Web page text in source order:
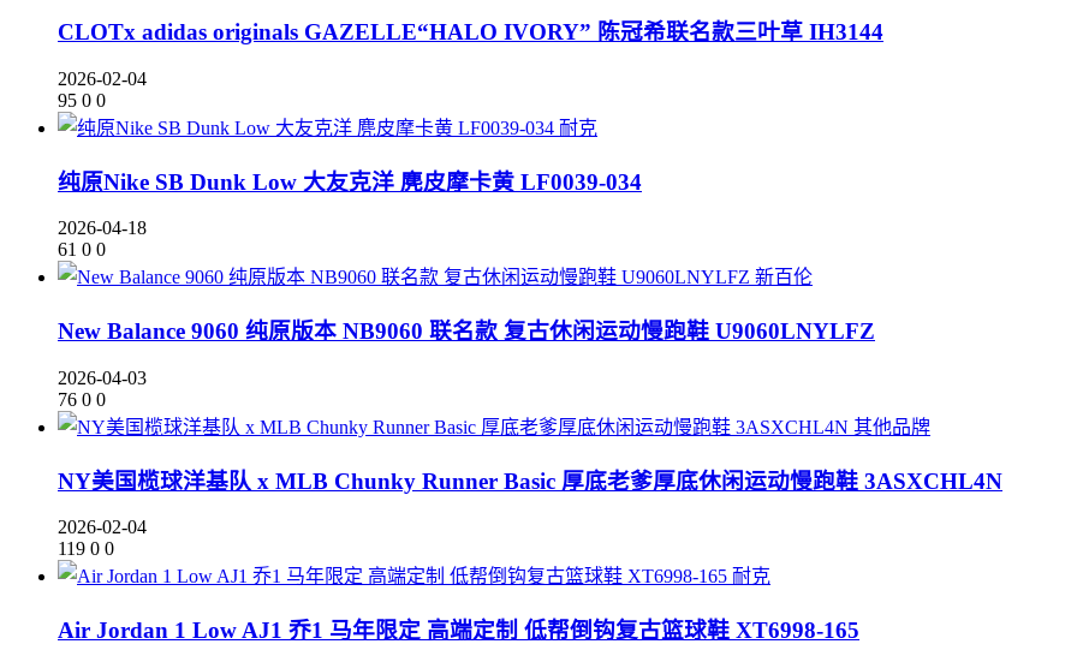
CLOTx adidas originals GAZELLE“HALO IVORY” 陈冠希联名款三叶草 IH3144
2026-02-04
95 0 0
耐克
纯原Nike SB Dunk Low 大友克洋 麂皮摩卡黄 LF0039-034
2026-04-18
61 0 0
新百伦
New Balance 9060 纯原版本 NB9060 联名款 复古休闲运动慢跑鞋 U9060LNYLFZ
2026-04-03
76 0 0
其他品牌
NY美国榄球洋基队 x MLB Chunky Runner Basic 厚底老爹厚底休闲运动慢跑鞋 3ASXCHL4N
2026-02-04
119 0 0
耐克
Air Jordan 1 Low AJ1 乔1 马年限定 高端定制 低帮倒钩复古篮球鞋 XT6998-165